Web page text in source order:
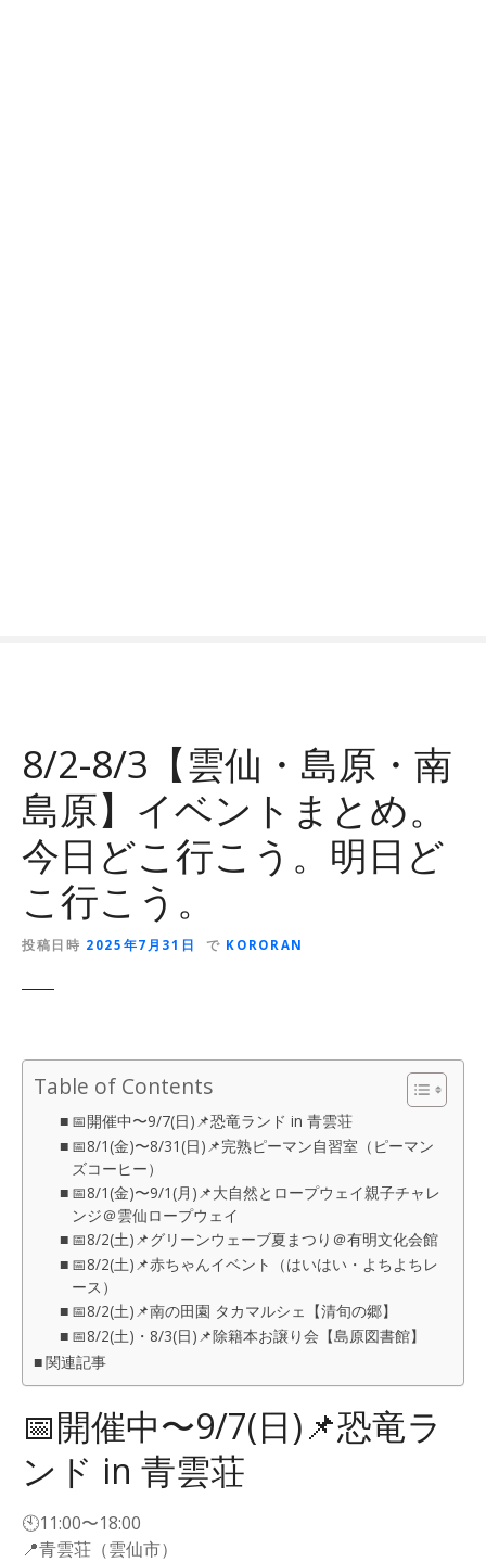
8/2-8/3【雲仙・島原・南
島原】イベントまとめ。
今日どこ行こう。明日ど
こ行こう。
投稿日時 2025年7月31日 で KORORAN
Table of Contents
📅開催中〜9/7(日)📌恐竜ランド in 青雲荘
📅8/1(金)〜8/31(日)📌完熟ピーマン自習室（ピーマン
ズコーヒー）
📅8/1(金)〜9/1(月)📌大自然とロープウェイ親子チャレ
ンジ＠雲仙ロープウェイ
📅8/2(土)📌グリーンウェーブ夏まつり＠有明文化会館
📅8/2(土)📌赤ちゃんイベント（はいはい・よちよちレ
ース）
📅8/2(土)📌南の田園 タカマルシェ【清旬の郷】
📅8/2(土)・8/3(日)📌除籍本お譲り会【島原図書館】
関連記事
📅開催中〜9/7(日)📌恐竜ラ
ンド in 青雲荘
🕙11:00〜18:00
📍青雲荘（雲仙市）